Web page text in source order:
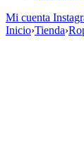
Mi cuenta
Inicio›Tienda›